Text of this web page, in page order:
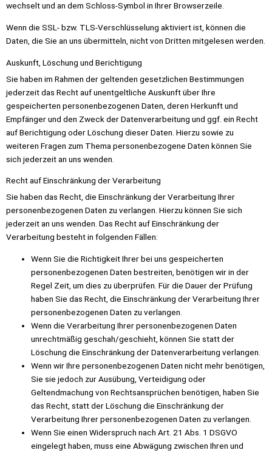
wechselt und an dem Schloss-Symbol in Ihrer Browserzeile.
Wenn die SSL- bzw. TLS-Verschlüsselung aktiviert ist, können die
Daten, die Sie an uns übermitteln, nicht von Dritten mitgelesen werden.
Auskunft, Löschung und Berichtigung
Sie haben im Rahmen der geltenden gesetzlichen Bestimmungen
jederzeit das Recht auf unentgeltliche Auskunft über Ihre
gespeicherten personenbezogenen Daten, deren Herkunft und
Empfänger und den Zweck der Datenverarbeitung und ggf. ein Recht
auf Berichtigung oder Löschung dieser Daten. Hierzu sowie zu
weiteren Fragen zum Thema personenbezogene Daten können Sie
sich jederzeit an uns wenden.
Recht auf Einschränkung der Verarbeitung
Sie haben das Recht, die Einschränkung der Verarbeitung Ihrer
personenbezogenen Daten zu verlangen. Hierzu können Sie sich
jederzeit an uns wenden. Das Recht auf Einschränkung der
Verarbeitung besteht in folgenden Fällen:
Wenn Sie die Richtigkeit Ihrer bei uns gespeicherten
personenbezogenen Daten bestreiten, benötigen wir in der
Regel Zeit, um dies zu überprüfen. Für die Dauer der Prüfung
haben Sie das Recht, die Einschränkung der Verarbeitung Ihrer
personenbezogenen Daten zu verlangen.
Wenn die Verarbeitung Ihrer personenbezogenen Daten
unrechtmäßig geschah/geschieht, können Sie statt der
Löschung die Einschränkung der Datenverarbeitung verlangen.
Wenn wir Ihre personenbezogenen Daten nicht mehr benötigen,
Sie sie jedoch zur Ausübung, Verteidigung oder
Geltendmachung von Rechtsansprüchen benötigen, haben Sie
das Recht, statt der Löschung die Einschränkung der
Verarbeitung Ihrer personenbezogenen Daten zu verlangen.
Wenn Sie einen Widerspruch nach Art. 21 Abs. 1 DSGVO
eingelegt haben, muss eine Abwägung zwischen Ihren und